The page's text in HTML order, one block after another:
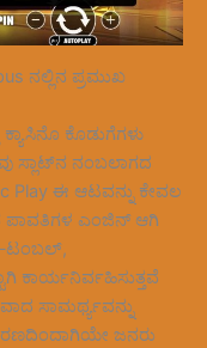
ನಲ್ಲಿನ ಪ್ರಮುಖ
ಕೊಡುಗೆಗಳು
ಸ್ಲಾಟ್‌ನ ನಂಬಲಾಗದ
ಈ ಆಟವನ್ನು ಕೇವಲ
ಪಾವತಿಗಳ ಎಂಜಿನ್ ಆಗಿ
ಕಾರ್ಯನಿರ್ವಹಿಸುತ್ತವೆ
ಸಾಮರ್ಥ್ಯವನ್ನು
ಜನರು